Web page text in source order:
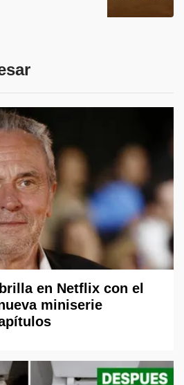
en Netflix con el
miniserie